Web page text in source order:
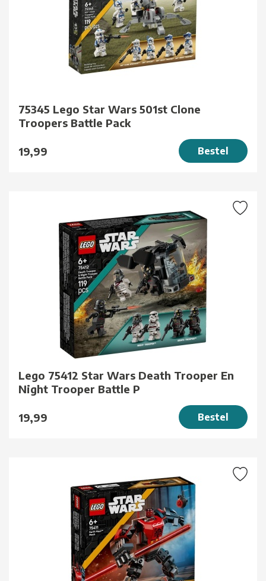
75345 Lego Star Wars 501st Clone
Troopers Battle Pack
19,99 Bestel
Lego 75412 Star Wars Death Trooper En
Night Trooper Battle P
19,99 Bestel